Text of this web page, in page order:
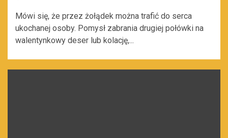
Mówi się, że przez żołądek można trafić do serca
ukochanej osoby. Pomysł zabrania drugiej połówki na
walentynkowy deser lub kolację,...